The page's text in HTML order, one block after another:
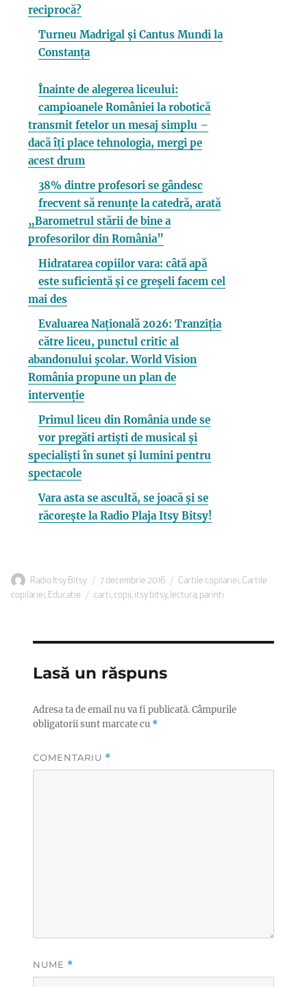
reciprocă?
Turneu Madrigal și Cantus Mundi la
Constanța
Înainte de alegerea liceului:
campioanele României la robotică
transmit fetelor un mesaj simplu –
dacă îți place tehnologia, mergi pe
acest drum
38% dintre profesori se gândesc
frecvent să renunțe la catedră, arată
„Barometrul stării de bine a
profesorilor din România”
Hidratarea copiilor vara: câtă apă
este suficientă și ce greșeli facem cel
mai des
Evaluarea Națională 2026: Tranziția
către liceu, punctul critic al
abandonului școlar. World Vision
România propune un plan de
intervenție
Primul liceu din România unde se
vor pregăti artiști de musical și
specialiști în sunet și lumini pentru
spectacole
Vara asta se ascultă, se joacă și se
răcorește la Radio Plaja Itsy Bitsy!
Autor
Radio Itsy Bitsy
Publicat
pe
7 decembrie 2016 Categorii
Cartile copilariei,Cartile
copilariei, Educatie Etichete
carti,copii, itsy bitsy, lectura, parinti
Lasă un răspuns
Adresa ta de email nu va fi publicată.Câmpurile
obligatorii sunt marcate cu *
COMENTARIU *
NUME *